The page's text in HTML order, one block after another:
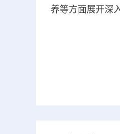
养等方面展开深